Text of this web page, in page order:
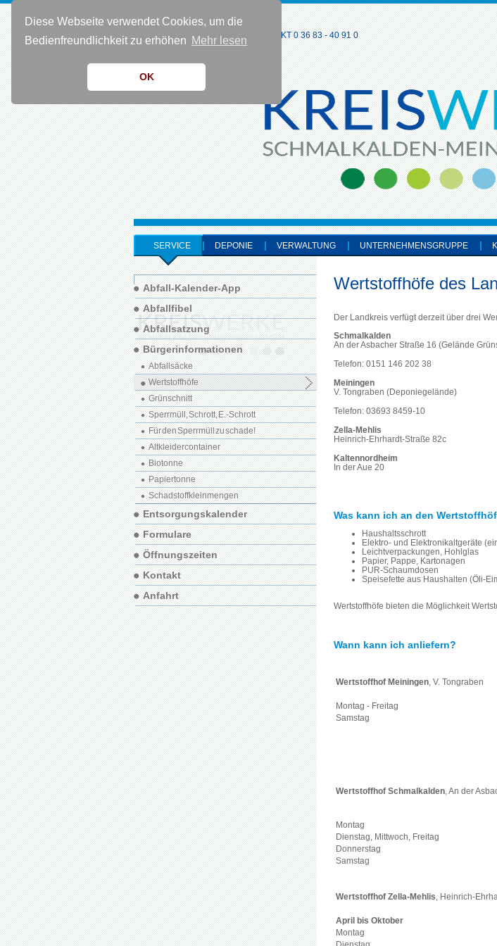
Diese Webseite verwendet Cookies, um die
Bedienfreundlichkeit zu erhöhen Mehr lesen
OK
KONTAKT 0 36 83 - 40 91 0
SERVICE DEPONIE VERWALTUNG UNTERNEHMENSGRUPPE
Wertstoffhöfe des
Der Landkreis verfügt derzeit über drei
Schmalkalden
An der Asbacher Straße 16 (Gelände
Telefon: 0151 146 202 38
Meiningen
V. Tongraben (Deponiegelände)
Telefon: 03693 8459-10
Zella-Mehlis
Heinrich-Ehrhardt-Straße 82c
Kaltennordheim
In der Aue 20
Was kann ich an den
Haushaltsschrott
Elektro- und Elektronikaltgeräte
Leichtverpackungen, Hohlglas
Papier, Pappe, Kartonagen
PUR-Schaumdosen
Speisefette aus Haushalten (Öli-
Wertstoffhöfe bieten die Möglichkeit
Wann kann ich anliefern?
Wertstoffhof Meiningen, V. Tongraben
Montag - Freitag
Samstag
Wertstoffhof Schmalkalden, An der
Montag
Dienstag, Mittwoch, Freitag
Donnerstag
Samstag
Wertstoffhof Zella-Mehlis, Heinrich-
April bis Oktober
Montag
Abfall-Kalender-App
Abfallfibel
Abfallsatzung
Bürgerinformationen
Abfallsäcke
Wertstoffhöfe
Grünschnitt
Sperrmüll, Schrott, E.-Schrott
Für den Sperrmüll zu schade!
Altkleidercontainer
Biotonne
Papiertonne
Schadstoffkleinmengen
Entsorgungskalender
Formulare
Öffnungszeiten
Kontakt
Anfahrt